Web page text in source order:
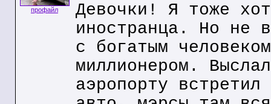
профайл
Девочки! Я тоже
иностранца. Но не
с богатым
миллионером.
аэропорту